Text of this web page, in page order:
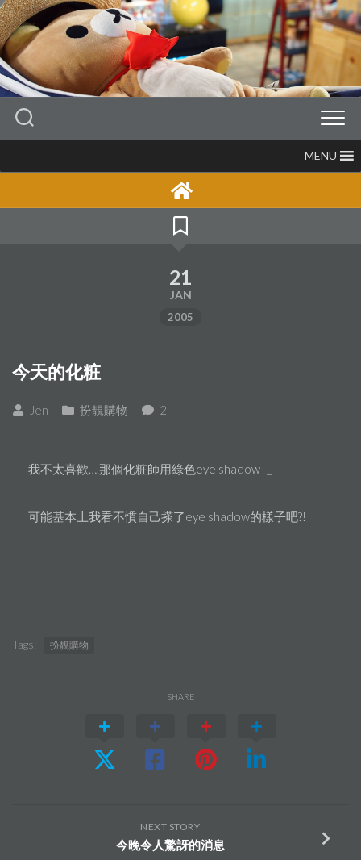
Skip
to
content
MENU
21
JAN
2005
今天的化粧
Jen 扮靚購物 2
我不太喜歡….那個化粧師用綠色eye shadow -_-
可能基本上我看不慣自己搽了eye shadow的樣子吧?!
Tags: 扮靚購物
SHARE
NEXT STORY
今晚令人驚訝的消息